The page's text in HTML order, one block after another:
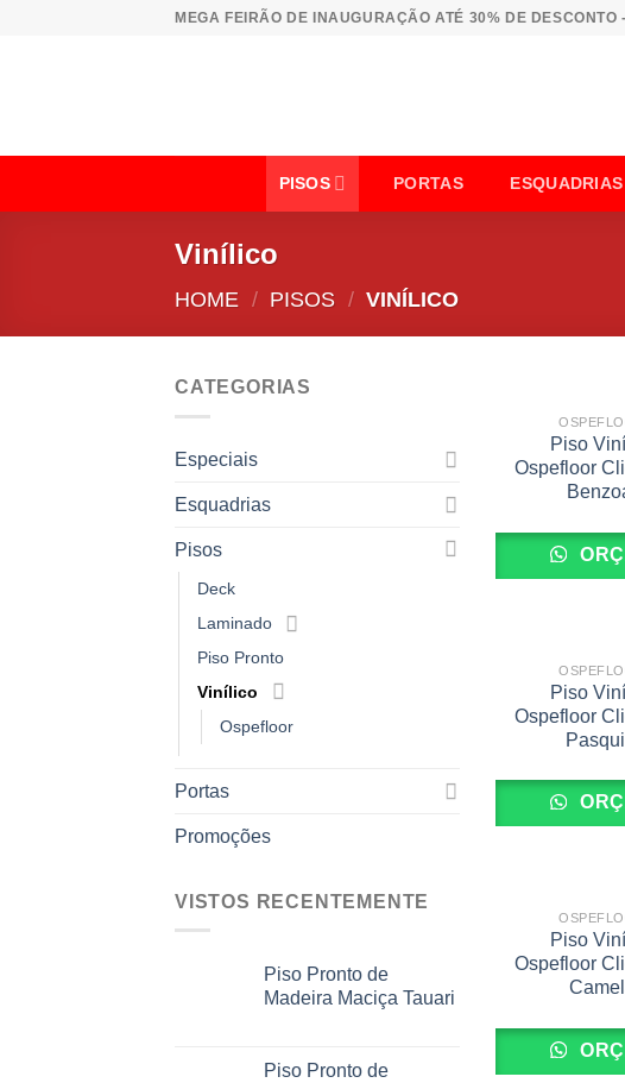
MEGA FEIRÃO DE INAUGURAÇÃO ATÉ 30% DE
PISOS PORTAS ESQUADRIAS
Vinílico
HOME / PISOS / VINÍLICO
CATEGORIAS
Especiais
Esquadrias
Pisos
Deck
Laminado
Piso Pronto
Vinílico
Ospefloor
Portas
Promoções
VISTOS RECENTEMENTE
Piso Pronto de
Madeira Maciça Tauari
Piso Pronto de
Piso
Ospefloor
Piso
Ospefloor
Piso
Ospefloor